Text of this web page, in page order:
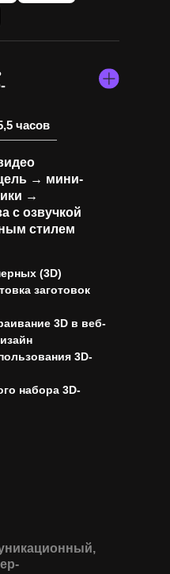
часов
→ мини-
→
с озвучкой
стилем
(3D)
заготовок
3D в веб-
3D-
набора 3D-